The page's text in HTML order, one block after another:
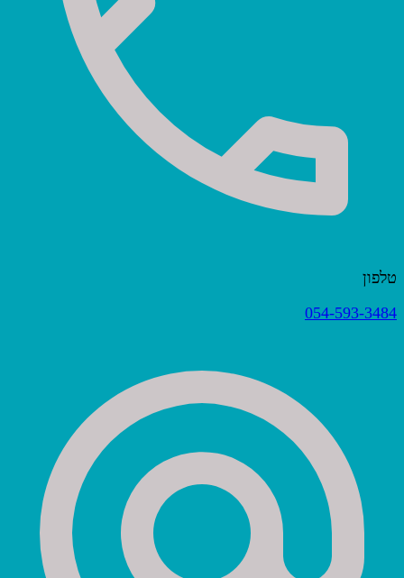
טלפון
054-593-3484